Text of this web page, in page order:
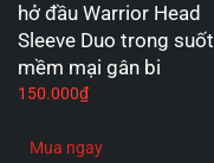
hở đầu Warrior Head
Sleeve Duo trong suốt
mềm mại gân bi
150.000₫
Mua ngay